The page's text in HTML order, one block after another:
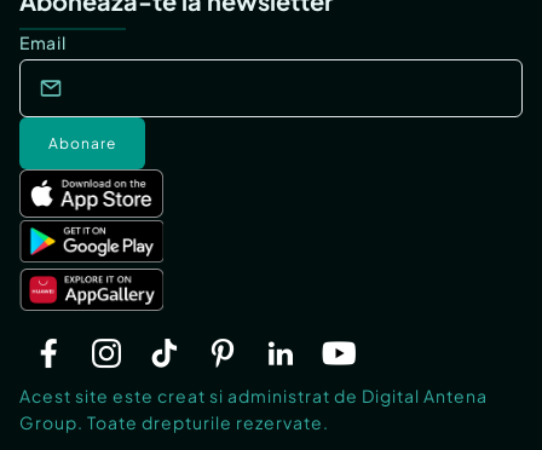
Email
Abonare
Acest site este creat si administrat de Digital Antena
Group. Toate drepturile rezervate.